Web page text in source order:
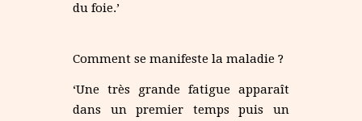
du foie.’
Comment se manifeste la maladie ?
‘Une très grande fatigue apparaît
dans un premier temps puis un